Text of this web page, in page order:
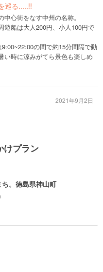
巡る.....!!
中心街をなす中州の名称。
遊船は大人200円、小人100円で
の間で約15分間隔で動
い時に涼みがてら景色も楽しめ
2021年9月2日
けプラン
。徳島県神山町